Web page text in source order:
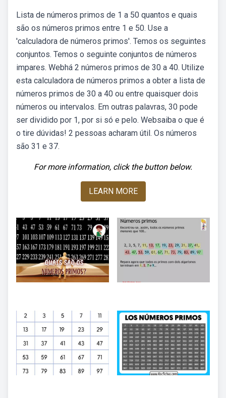
Lista de números primos de 1 a 50 quantos e quais
são os números primos entre 1 e 50. Use a
'calculadora de números primos'. Temos os seguintes
conjuntos. Temos o seguinte conjuntos de números
impares. Webhá 2 números primos de 30 a 40. Utilize
esta calculadora de números primos a obter a lista de
números primos de 30 a 40 ou entre quaisquer dois
números ou intervalos. Em outras palavras, 30 pode
ser dividido por 1, por si só e pelo. Websaiba o que é
o tire dúvidas! 2 pessoas acharam útil. Os números
são 31 e 37.
For more information, click the button below.
LEARN MORE